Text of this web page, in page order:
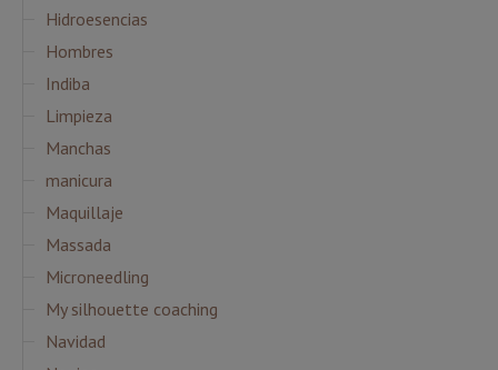
Hidroesencias
Hombres
Indiba
Limpieza
Manchas
manicura
Maquillaje
Massada
Microneedling
My silhouette coaching
Navidad